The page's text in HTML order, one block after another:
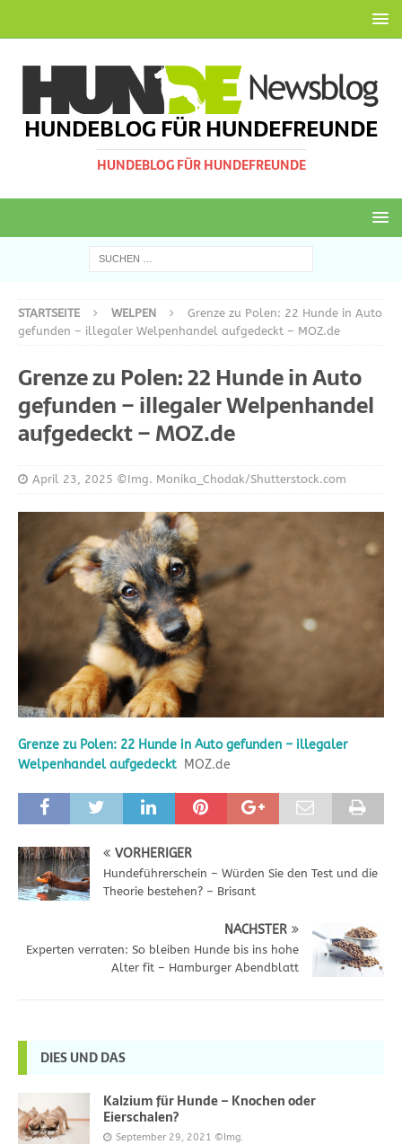
HUNDEBLOG FÜR HUNDEFREUNDE
HUNDEBLOG FÜR HUNDEFREUNDE
STARTSEITE WELPEN
Grenze zu Polen: 22 Hunde in Auto
gefunden – illegaler Welpenhandel aufgedeckt – MOZ.de
Grenze zu Polen: 22 Hunde in Auto
gefunden – illegaler Welpenhandel
aufgedeckt – MOZ.de
April 23, 2025 ©Img. Monika_Chodak/Shutterstock.com
Grenze zu Polen: 22 Hunde in Auto gefunden – illegaler
Welpenhandel aufgedeckt MOZ.de
VORHERIGER
Hundeführerschein – Würden Sie den Test und die
Theorie bestehen? – Brisant
NÄCHSTER
Experten verraten: So bleiben Hunde bis ins hohe
Alter fit – Hamburger Abendblatt
DIES UND DAS
Kalzium für Hunde – Knochen oder
Eierschalen?
September 29, 2021 ©Img.